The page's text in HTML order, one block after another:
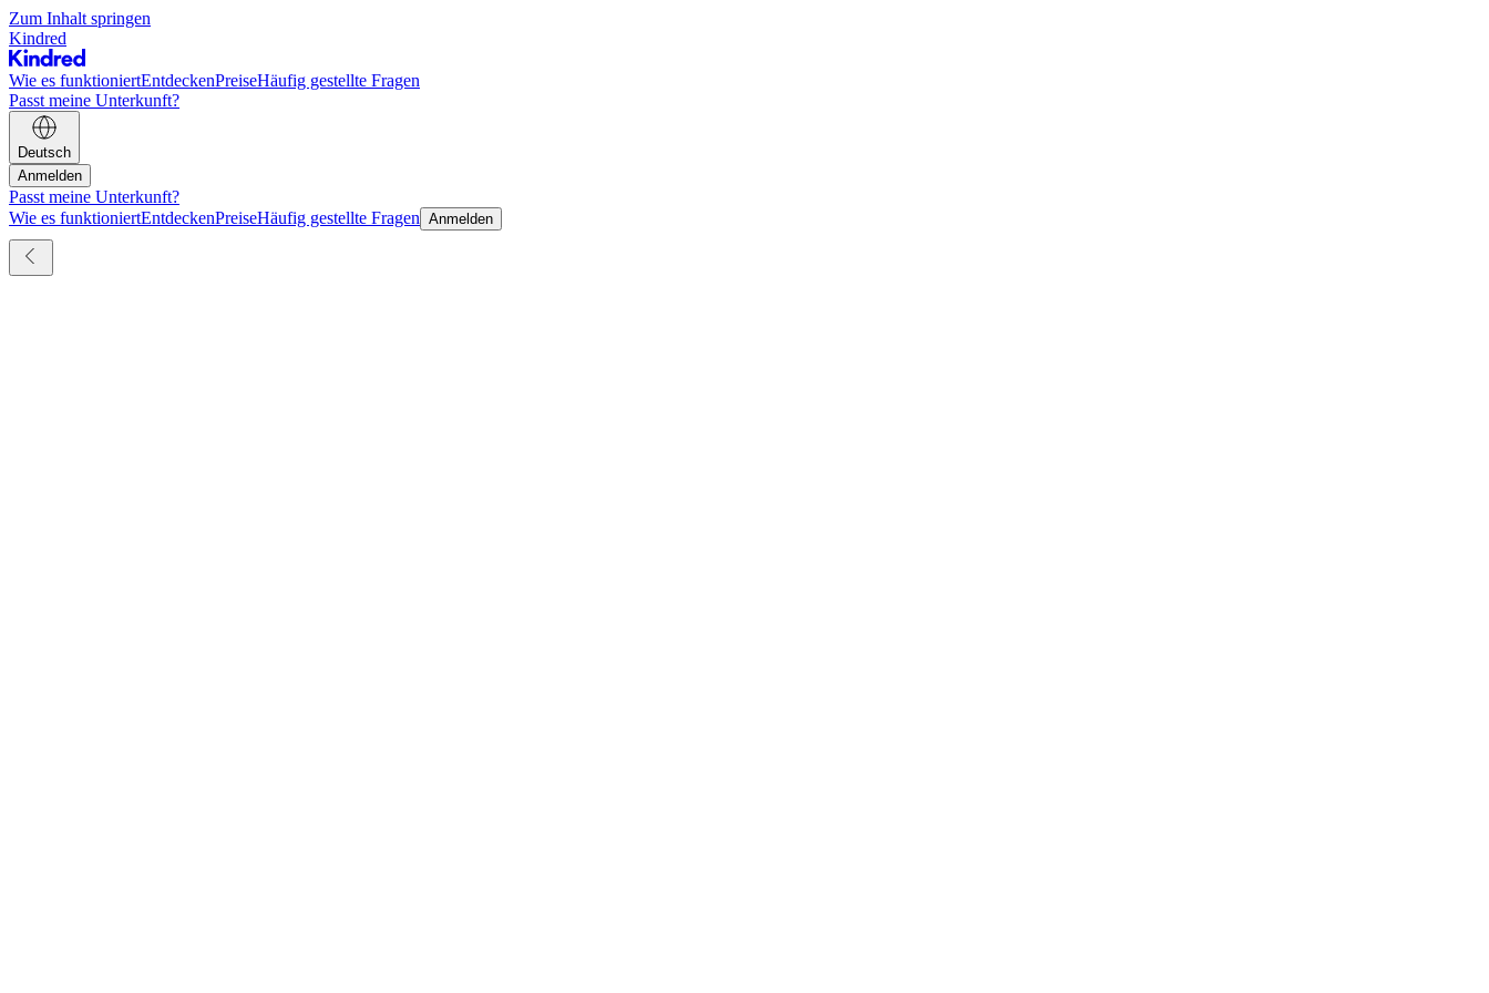
Zum Inhalt springen
Kindred
Wie es funktioniertEntdeckenPreiseHäufig gestellte Fragen
Passt meine Unterkunft?
Deutsch
Anmelden
Passt meine Unterkunft?
Wie es funktioniertEntdeckenPreiseHäufig gestellte Fragen Anmelden